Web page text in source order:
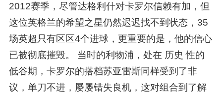
2012赛季，尽管达格利什对卡罗尔信赖有加，但
这位英格兰的希望之星仍然迟迟找不到状态，35
场英超只有区区4个进球，更重要的是，他的信心
已被彻底摧毁。 当时的利物浦，处在 历史 性的
低谷期，卡罗尔的搭档苏亚雷斯同样受到了非
议，单刀不进，屡屡错失良机，这对组合到了解